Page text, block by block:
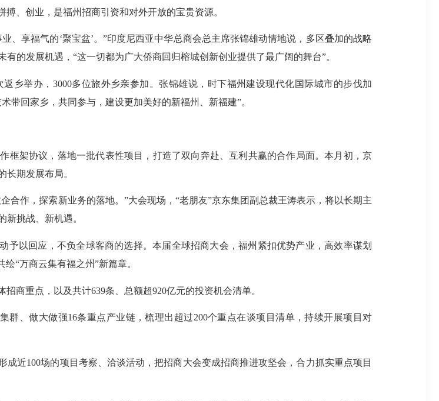
、创业，是福州招商引资和对外开放的宝贵资源。
、享福气的‘聚宝盆’。”印度尼西亚中华总商会总主席张锦雄动情地说，多区叠加的战略
的发展机遇，“这一切都为广大侨商回归榕城创新创业提供了最广阔的舞台”。
乡举办，3000多位旅外乡亲参加。张锦雄说，时下福州建设现代化国际城市的步伐加
带回家乡，共同参与，建设更加美好的新福州、新福建”。
框架协议，落地一批代表性项目，打造了双向奔赴、互利共赢的合作局面。本月初，京
长期发展布局。
合作，探索新业务的落地。”大会现场，“老朋友”京东集团副总裁王涛表示，将以长期主
新挑战、新机遇。
予以回应，不负全球客商的选择。本届全球招商大会，福州紧扣优势产业，高效率谋划
“万商云集有福之州”新篇章。
商重点，以及共计639条、总额超920亿元的投资机会清单。
群、做大做强16条重点产业链，梳理出超过200个重点在谈项目清单，持续开展项目对
近100场的项目考察、洽谈活动，把招商大会变成招商推进攻坚会，合力抓实重点项目